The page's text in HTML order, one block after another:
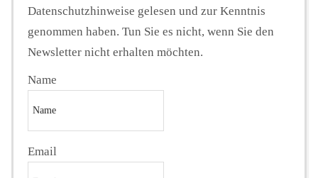
Datenschutzhinweise gelesen und zur Kenntnis
genommen haben. Tun Sie es nicht, wenn Sie den
Newsletter nicht erhalten möchten.
Name
Email